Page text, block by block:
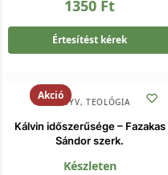
1350 Ft
Értesítést kérek
AkcióKÖNYV, TEOLÓGIA
Kálvin időszerűsége – Fazakas
Sándor szerk.
Készleten